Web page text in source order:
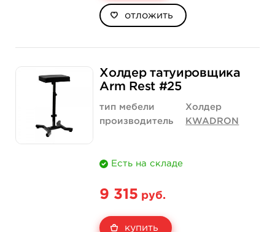
отложить
Холдер татуировщика
Arm Rest #25
тип мебели
Холдер
производитель
KWADRON
Есть на складе
9 315 руб.
купить